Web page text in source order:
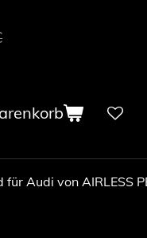
Audi von AIRLESS